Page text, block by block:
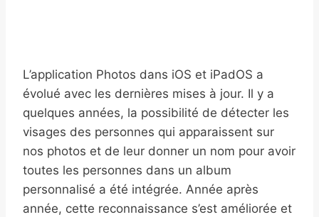
L’application Photos dans iOS et iPadOS a
évolué avec les dernières mises à jour. Il y a
quelques années, la possibilité de détecter les
visages des personnes qui apparaissent sur
nos photos et de leur donner un nom pour avoir
toutes les personnes dans un album
personnalisé a été intégrée. Année après
année, cette reconnaissance s’est améliorée et